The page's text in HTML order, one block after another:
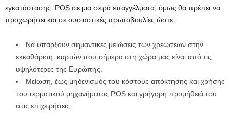
εγκατάστασης POS σε μια σειρά επαγγέλματα, όμως θα πρέπει να
προχωρήσει και σε ουσιαστικές πρωτοβουλίες ώστε:
Να υπάρξουν σημαντικές μειώσεις των χρεώσεων στην
εκκαθάριση καρτών που σήμερα στη χώρα μας είναι από τις
υψηλότερες της Ευρώπης.
Μείωση, έως μηδενισμός του κόστους απόκτησης και χρήσης
του τερματικού μηχανήματος POS και γρήγορη προμήθειά του
στις επιχειρήσεις.